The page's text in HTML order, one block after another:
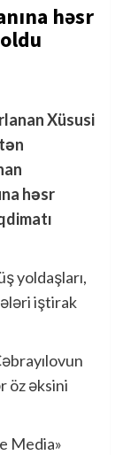
həsr
Xüsusi
həsr
yoldaşları,
iştirak
öz əksini
Media»